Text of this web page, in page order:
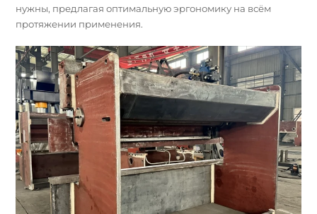
нужны, предлагая оптимальную эргономику на всём
протяжении применения.